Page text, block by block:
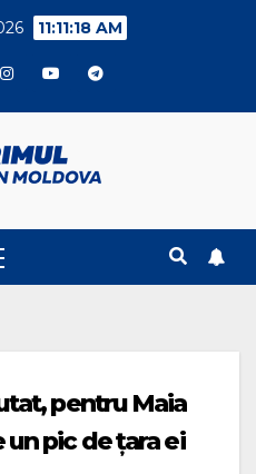
11:11:18 AM
pentru Maia
un pic de țara ei